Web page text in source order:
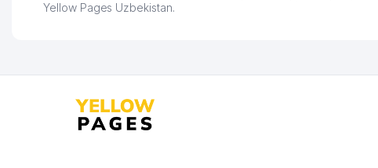
Yellow Pages Uzbekistan.